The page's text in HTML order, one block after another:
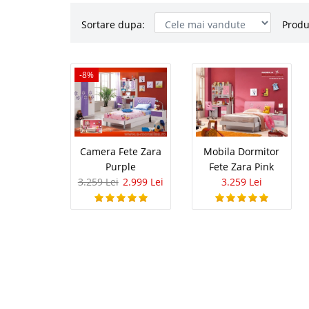
Sortare dupa:
-8% Camera
Mobila Camera Fete
fete trebuie sa
dezvoltarea
fetele se transpun in
Mobila
-8%
Camera Fete Zara
Purple
3.259 Lei 2.999 Lei
Mobila Dormitor
Fete Zara Pink
3.259 Lei